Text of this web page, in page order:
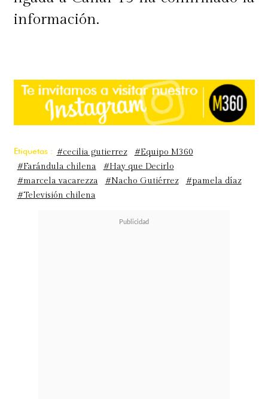
información.
Etiquetas : #cecilia gutierrez
#Equipo M360
#Farándula chilena
#Hay que Decirlo
#marcela vacarezza
#Nacho Gutiérrez
#pamela díaz
#Televisión chilena